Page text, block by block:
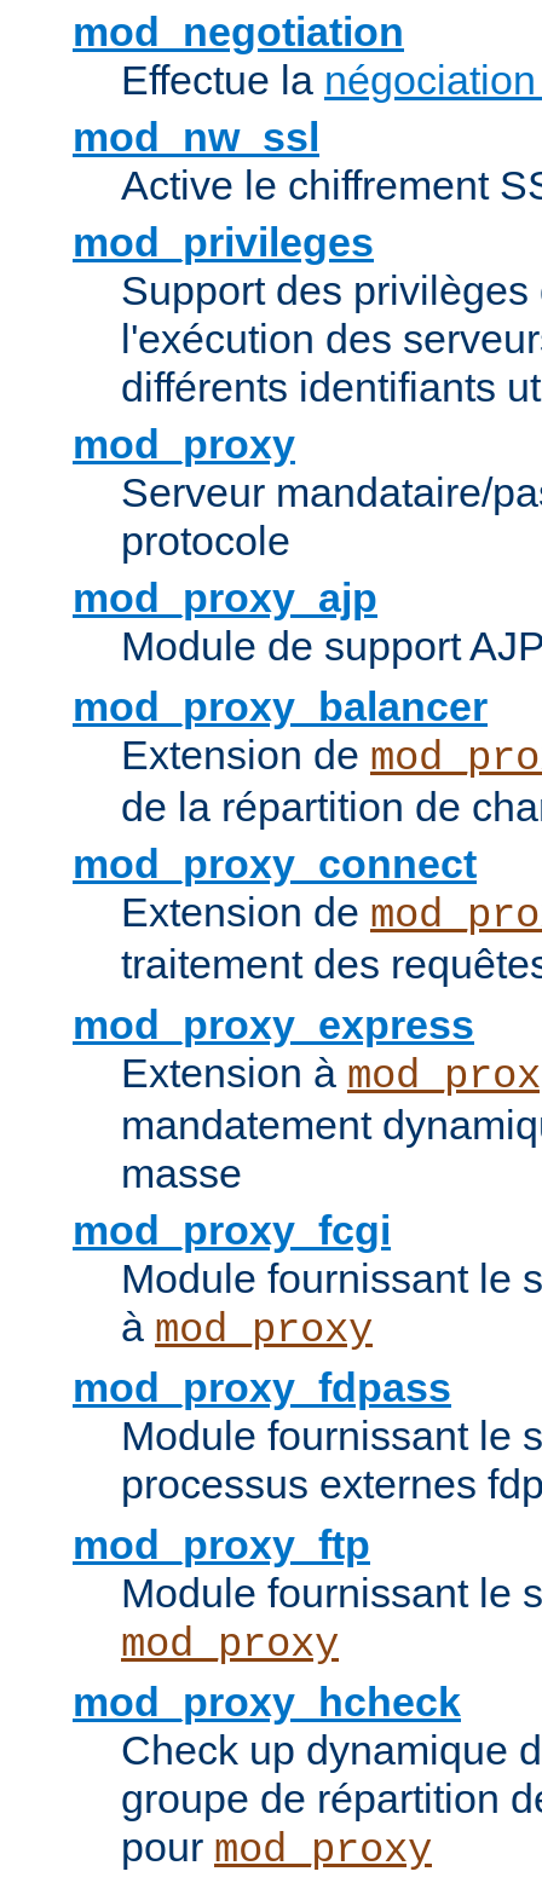
mod_negotiation
Effectue la
mod_nw_ssl
Active le chiffrement
mod_privileges
Support des
l'exécution des
différents identifiants
mod_proxy
Serveur mandataire/
protocole
mod_proxy_ajp
Module de support
mod_proxy_balancer
Extension de
de la répartition de
mod_proxy_connect
Extension de
traitement des
mod_proxy_express
Extension à
mandatement
masse
mod_proxy_fcgi
Module fournissant le
à mod_proxy
mod_proxy_fdpass
Module fournissant le
processus externes
mod_proxy_ftp
Module fournissant le
mod_proxy
mod_proxy_hcheck
Check up dynamique
groupe de répartition
pour mod_proxy